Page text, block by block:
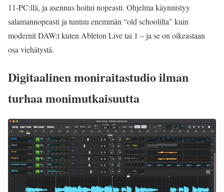
11‑PC:llä, ja asennus hoitui nopeasti. Ohjelma käynnistyy
salamannopeasti ja tuntuu enemmän “old schoolilta” kuin
modernit DAW:t kuten Ableton Live tai 1 – ja se on oikeastaan
osa viehätystä.
Digitaalinen moniraitastudio ilman
turhaa monimutkaisuutta